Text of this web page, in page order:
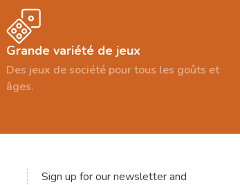
Grande variété de jeux
Des jeux de société pour tous les goûts et
âges.
Sign up for our newsletter and